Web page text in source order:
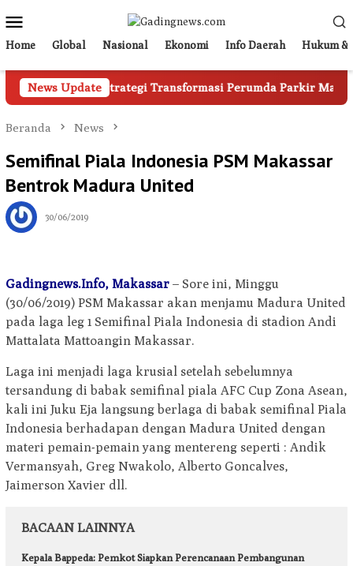
ke
kontenMobile
Home Global Nasional Ekonomi Info Daerah Hukum &
News Update
Ali Ungkap Strategi Transformasi Perumda Parkir Makassar
Beranda News
Semifinal Piala Indonesia PSM Makassar
Bentrok Madura United
30/06/2019
Gadingnews.Info, Makassar – Sore ini, Minggu
(30/06/2019) PSM Makassar akan menjamu Madura United
pada laga leg 1 Semifinal Piala Indonesia di stadion Andi
Mattalata Mattoangin Makassar.
Laga ini menjadi laga krusial setelah sebelumnya
tersandung di babak semifinal piala AFC Cup Zona Asean,
kali ini Juku Eja langsung berlaga di babak semifinal Piala
Indonesia berhadapan dengan Madura United dengan
materi pemain-pemain yang mentereng seperti : Andik
Vermansyah, Greg Nwakolo, Alberto Goncalves,
Jaimerson Xavier dll.
BACAAN LAINNYA
Kepala Bappeda: Pemkot Siapkan Perencanaan Pembangunan